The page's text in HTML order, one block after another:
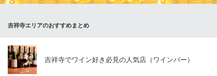
ル！
ワインの酒場。ディプント 吉祥寺店
ＪＲ中央線吉祥寺駅 徒歩1分
東京都武蔵野市吉祥寺本町1-4-18 ジョージフォーラムビルB1
吉祥寺エリアのおすすめまとめ
吉祥寺でワイン好き必見の人気店（ワインバー）